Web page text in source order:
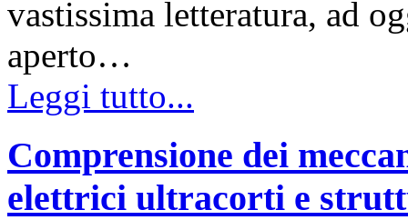
vastissima letteratura, ad
aperto…
Leggi tutto...
Comprensione dei
elettrici ultracorti e